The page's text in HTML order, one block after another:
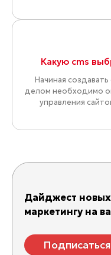
Какую cms
Начиная
делом необходимо
управления
Дайджест
маркетингу на
Подписаться